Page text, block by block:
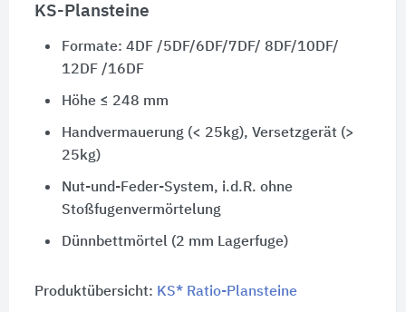
KS-Plansteine
Formate: 4DF /5DF/6DF/7DF/ 8DF/10DF/
12DF /16DF
Höhe ≤ 248 mm
Handvermauerung (< 25kg), Versetzgerät (>
25kg)
Nut-und-Feder-System, i.d.R. ohne
Stoßfugenvermörtelung
Dünnbettmörtel (2 mm Lagerfuge)
Produktübersicht: KS* Ratio-Plansteine